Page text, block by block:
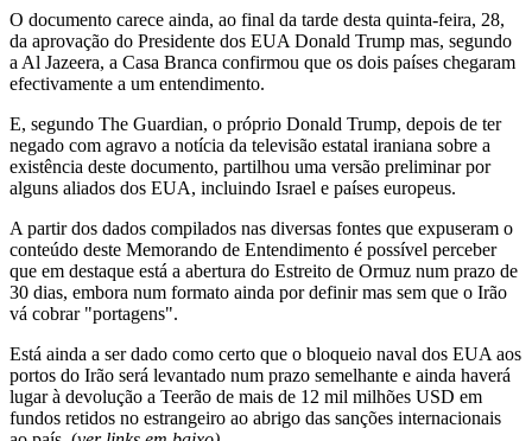
O documento carece ainda, ao final da tarde desta quinta-feira, 28,
da aprovação do Presidente dos EUA Donald Trump mas, segundo
a Al Jazeera, a Casa Branca confirmou que os dois países chegaram
efectivamente a um entendimento.
E, segundo The Guardian, o próprio Donald Trump, depois de ter
negado com agravo a notícia da televisão estatal iraniana sobre a
existência deste documento, partilhou uma versão preliminar por
alguns aliados dos EUA, incluindo Israel e países europeus.
A partir dos dados compilados nas diversas fontes que expuseram o
conteúdo deste Memorando de Entendimento é possível perceber
que em destaque está a abertura do Estreito de Ormuz num prazo de
30 dias, embora num formato ainda por definir mas sem que o Irão
vá cobrar "portagens".
Está ainda a ser dado como certo que o bloqueio naval dos EUA aos
portos do Irão será levantado num prazo semelhante e ainda haverá
lugar à devolução a Teerão de mais de 12 mil milhões USD em
fundos retidos no estrangeiro ao abrigo das sanções internacionais